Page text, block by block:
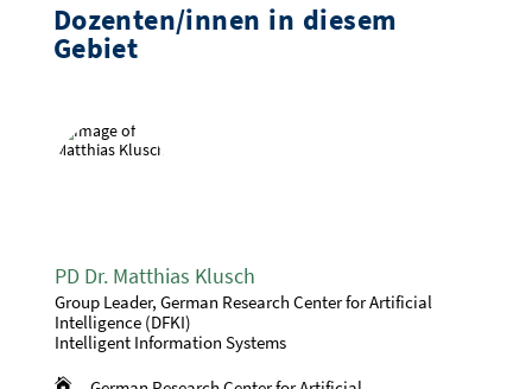
Dozenten/innen in diesem
Gebiet
PD Dr. Matthias Klusch
Group Leader, German Research Center for Artificial
Intelligence (DFKI)
Intelligent Information Systems
